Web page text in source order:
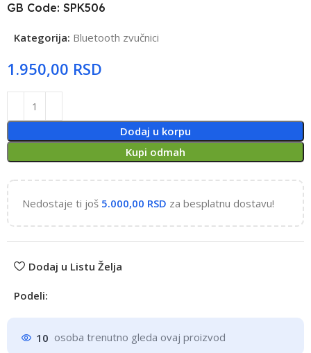
GB Code: SPK506
Kategorija: Bluetooth zvučnici
RSD
Dodaj u korpu
Kupi odmah
Nedostaje ti još 5.000,00 RSD za besplatnu dostavu!
Dodaj u Listu Želja
Podeli:
10 osoba trenutno gleda ovaj proizvod